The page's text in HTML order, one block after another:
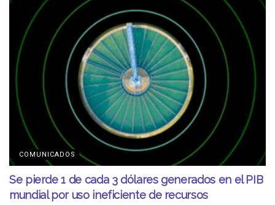
COMUNICADOS
Se pierde 1 de cada 3 dólares generados en el PIB
mundial por uso ineficiente de recursos